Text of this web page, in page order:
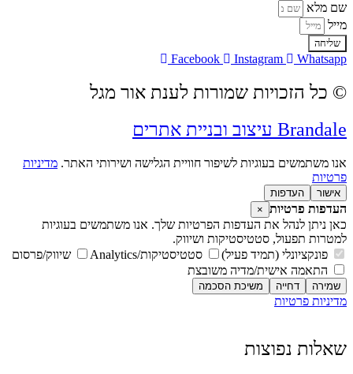
שם מלא
מייל
שליחה
Facebook Instagram Whatsapp
© כל הזכויות שמורות לענת אור מגל
Brandale עיצוב ובניית אתרים
אנו משתמשים בעוגיות לשיפור חוויית הגלישה ושירותי האתר. מדיניות
פרטיות
אישור העדפות
העדפות פרטיות ×
כאן ניתן לנהל את העדפות הפרטיות שלך. אנו משתמשים בעוגיות
למטרות תפעול, סטטיסטיקות ושיווק.
פונקציונלי (תמיד פעיל)
סטטיסטיקות/Analytics
שיווק/פרסום
התאמה אישית/מדיה משובצת
שמירה דחייה משיכת הסכמה
מדיניות פרטיות
שאלות נפוצות